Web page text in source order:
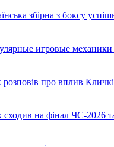
збірна з боксу
игровые
розповів про вплив
сходив на фінал ЧС-2026